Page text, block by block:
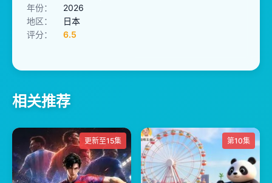
年份：
2026
地区：
日本
评分：
6.5
相关推荐
更新至15集 第10集